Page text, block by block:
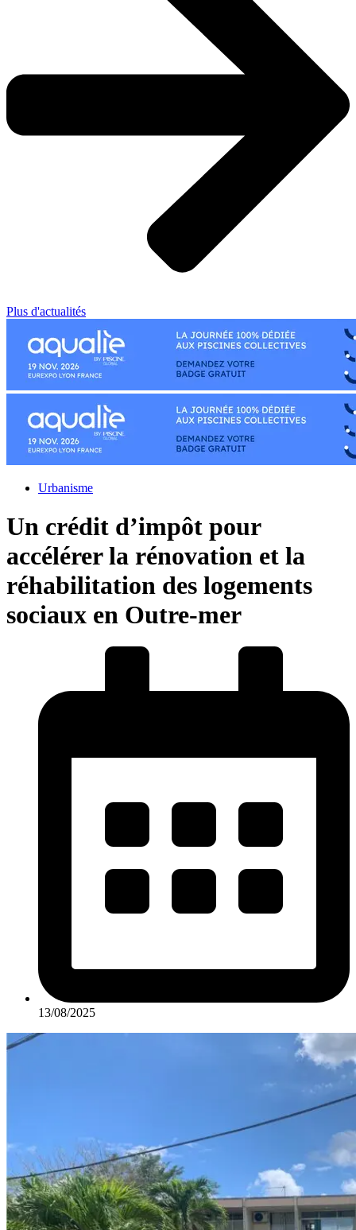
Plus d'actualités
Urbanisme
Un crédit d’impôt pour
accélérer la rénovation et la
réhabilitation des logements
sociaux en Outre-mer
13/08/2025